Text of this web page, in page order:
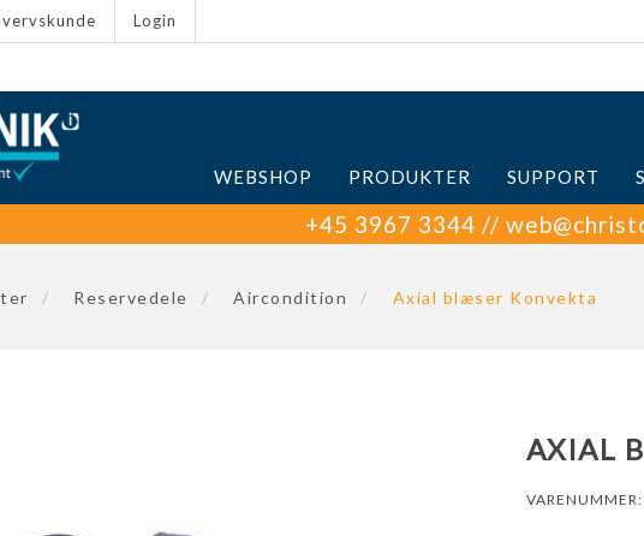
Login
WEBSHOP PRODUKTER SUPPORT
+45 3967 3344 //
/ Reservedele / Aircondition / Axial blæser Konvekta
AXIAL
VARENUMMER: